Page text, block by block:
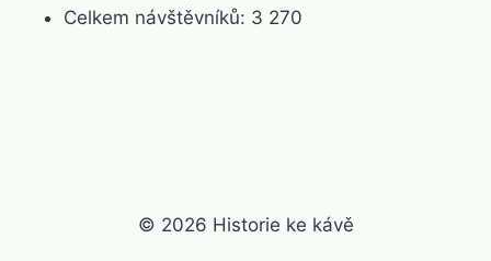
Celkem návštěvníků: 3 270
© 2026 Historie ke kávě